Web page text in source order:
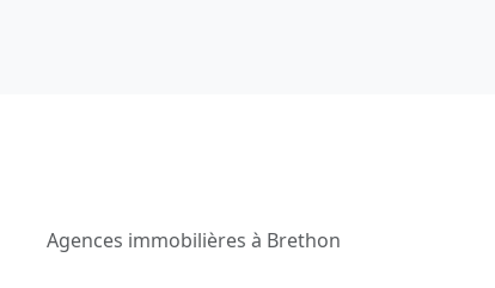
Agences immobilières à Brethon